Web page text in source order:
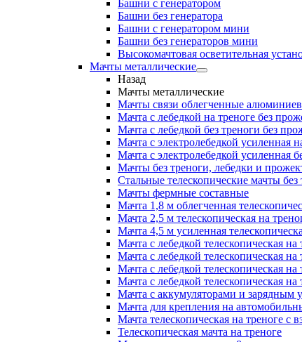
Башни с генератором
Башни без генератора
Башни с генератором мини
Башни без генераторов мини
Высокомачтовая осветительная
Мачты металлические
Назад
Мачты металлические
Мачты связи облегченные
Мачта с лебедкой на треноге без
Мачта с лебедкой без треноги без
Мачта с электролебедкой усиленная
Мачта с электролебедкой усиленная
Мачты без треноги, лебедки и
Стальные телескопические мачты
Мачты фермные составные
Мачта 1,8 м облегченная
Мачта 2,5 м телескопическая на
Мачта 4,5 м усиленная
Мачта с лебедкой телескопическая
Мачта с лебедкой телескопическая
Мачта с лебедкой телескопическая
Мачта с лебедкой телескопическая
Мачта с аккумуляторами и зарядным
Мачта для крепления на
Мачта телескопическая на треноге
Телескопическая мачта на треноге